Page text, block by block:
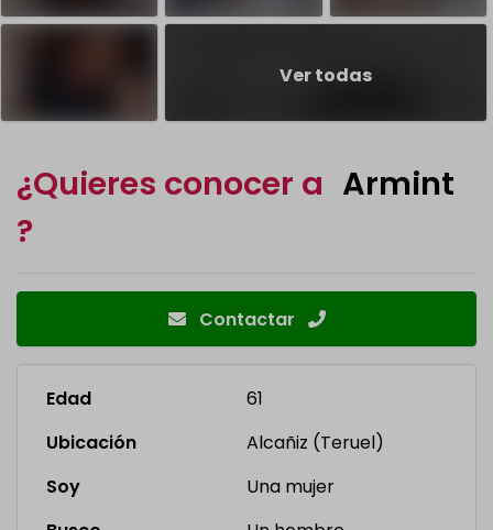
Ver todas
¿Quieres conocer a Armint
?
Contactar
Edad
61
Ubicación
Alcañiz (Teruel)
Soy
Una mujer